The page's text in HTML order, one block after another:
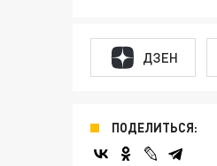
ДЗЕН
ПОДЕЛИТЬСЯ: